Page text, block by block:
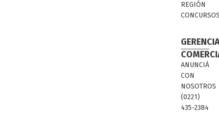
REGIÓN
ANUNCIÁ
CON
NOSOTROS
(0221)
435-2384